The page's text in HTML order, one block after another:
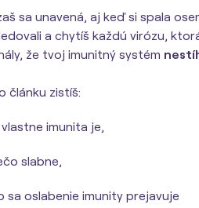
sa unavená, aj keď si spala
a chytíš každú virózu,
že tvoj imunitný systém
článku zistíš:
imunita je,
slabne,
sa oslabenie imunity prejavuje